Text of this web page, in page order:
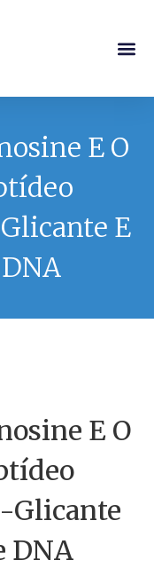
E O
E
E O
Glicante
DNA